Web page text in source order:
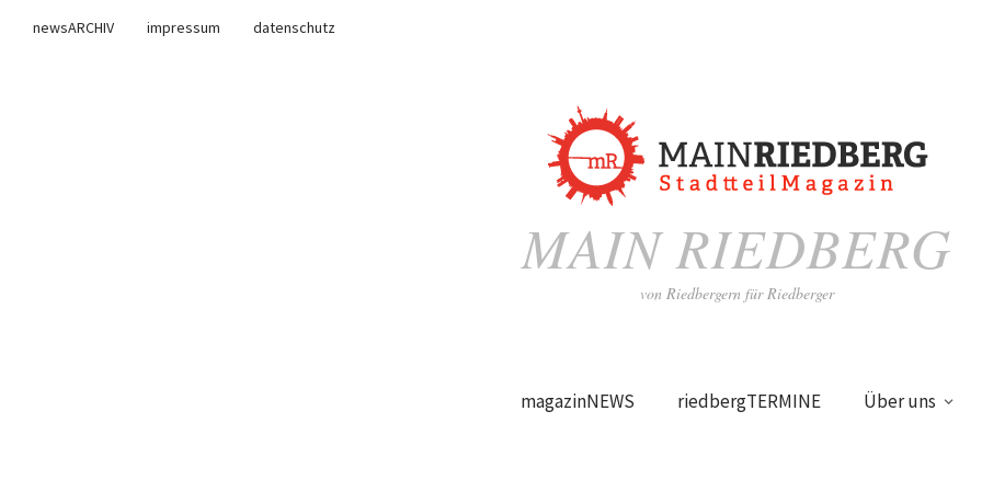
newsARCHIV impressum
datenschutz
MAIN RIEDBERG
von Riedbergern für Riedberger
magazinNEWS riedbergTERMINE Über uns